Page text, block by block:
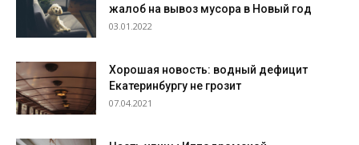
жалоб на вывоз мусора в Новый год
03.01.2022
Хорошая новость: водный дефицит
Екатеринбургу не грозит
07.04.2021